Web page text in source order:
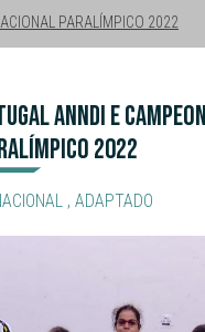
PARALÍMPICO 2022
ANNDI E
2022
,ADAPTADO